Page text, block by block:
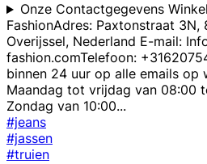
Onze Contactgegevens
FashionAdres: Paxtonstraat 3N,
Overijssel, Nederland E-mail:
fashion.comTelefoon:
binnen 24 uur op alle emails op
Maandag tot vrijdag van 08:00
Zondag van 10:00...
#jeans
#jassen
#truien